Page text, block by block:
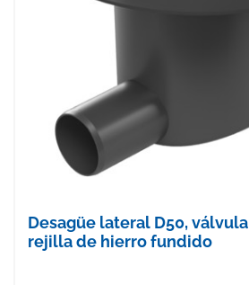
Desagüe lateral D50,
rejilla de hierro fundido